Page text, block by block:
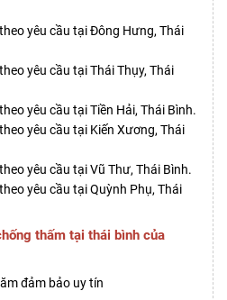
yêu cầu tại Đông Hưng, Thái
yêu cầu tại Thái Thụy, Thái
yêu cầu tại Tiền Hải, Thái Bình.
yêu cầu tại Kiến Xương, Thái
yêu cầu tại Vũ Thư, Thái Bình.
yêu cầu tại Quỳnh Phụ, Thái
thấm tại thái bình của
đảm bảo uy tín